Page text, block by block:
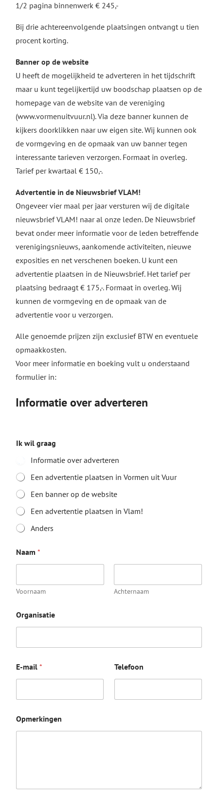
1/2 pagina binnenwerk € 245,-
Bij drie achtereenvolgende plaatsingen ontvangt u tien
procent korting.
Banner op de website
U heeft de mogelijkheid te adverteren in het tijdschrift
maar u kunt tegelijkertijd uw boodschap plaatsen op de
homepage van de website van de vereniging
(www.vormenuitvuur.nl). Via deze banner kunnen de
kijkers doorklikken naar uw eigen site. Wij kunnen ook
de vormgeving en de opmaak van uw banner tegen
interessante tarieven verzorgen. Formaat in overleg.
Tarief per kwartaal € 150,-.
Advertentie in de Nieuwsbrief VLAM!
Ongeveer vier maal per jaar versturen wij de digitale
nieuwsbrief VLAM! naar al onze leden. De Nieuwsbrief
bevat onder meer informatie voor de leden betreffende
verenigingsnieuws, aankomende activiteiten, nieuwe
exposities en net verschenen boeken. U kunt een
advertentie plaatsen in de Nieuwsbrief. Het tarief per
plaatsing bedraagt € 175,-. Formaat in overleg. Wij
kunnen de vormgeving en de opmaak van de
advertentie voor u verzorgen.
Alle genoemde prijzen zijn exclusief BTW en eventuele
opmaakkosten.
Voor meer informatie en boeking vult u onderstaand
formulier in:
Informatie over adverteren
Ik wil graag
Informatie over adverteren
Een advertentie plaatsen in Vormen uit Vuur
Een banner op de website
Een advertentie plaatsen in Vlam!
Anders
Naam *
Voornaam Achternaam
Organisatie
E-mail * Telefoon
Opmerkingen